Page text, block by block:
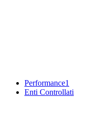
Performance1
Enti Controllati